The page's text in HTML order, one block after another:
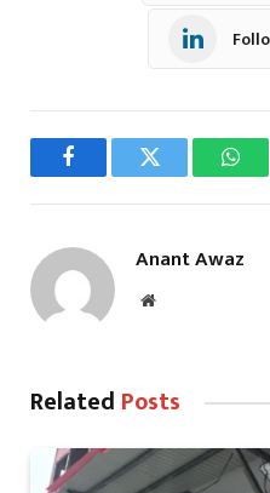
FacebookTwitter
Anant Awaz
Website
Related Posts